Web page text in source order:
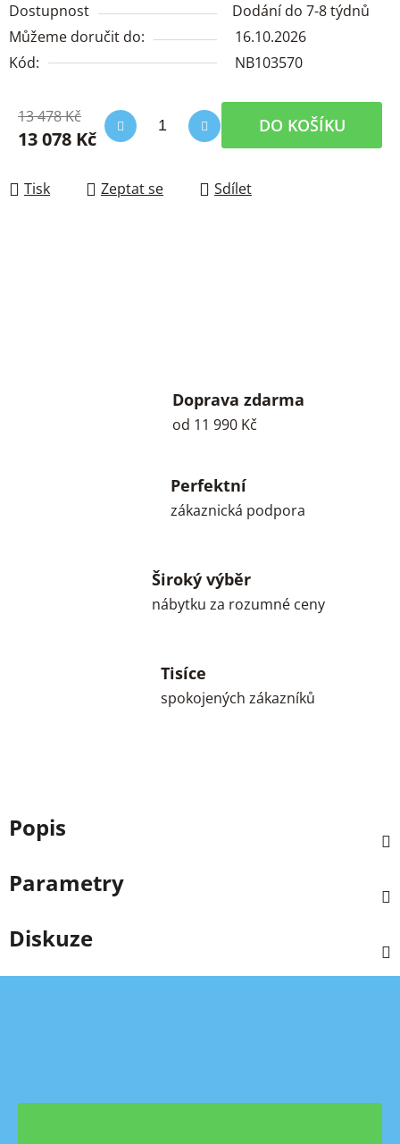
Dostupnost
Dodání do 7-8 týdnů
Můžeme doručit do:
16.10.2026
Kód:
NB103570
13 478 Kč
13 078 Kč
DO KOŠÍKU
Tisk Zeptat se Sdílet
Doprava zdarma
od 11 990 Kč
Perfektní
zákaznická podpora
Široký výběr
nábytku za rozumné ceny
Tisíce
spokojených zákazníků
Popis
Parametry
Diskuze
Z